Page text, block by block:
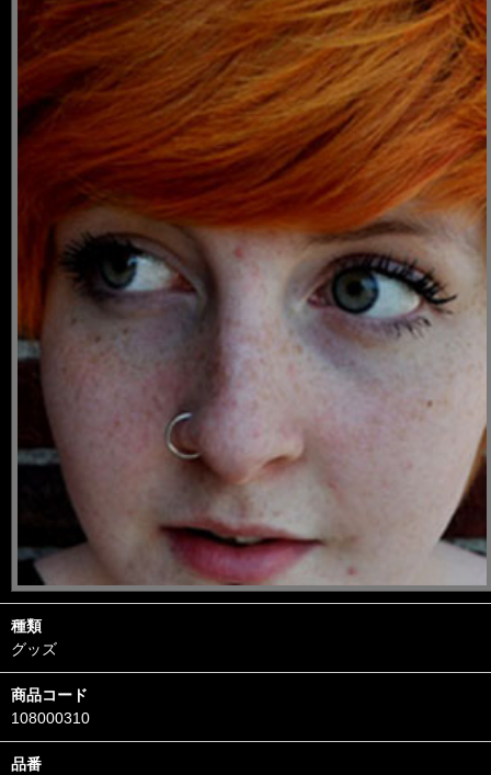
種類
グッズ
商品コード
108000310
品番